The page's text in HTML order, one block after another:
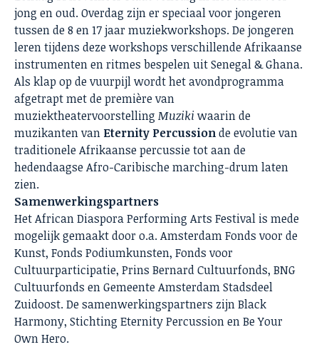
jong en oud. Overdag zijn er speciaal voor jongeren
tussen de 8 en 17 jaar muziekworkshops. De jongeren
leren tijdens deze workshops verschillende Afrikaanse
instrumenten en ritmes bespelen uit Senegal & Ghana.
Als klap op de vuurpijl wordt het avondprogramma
afgetrapt met de première van
muziektheatervoorstelling Muziki waarin de
muzikanten van Eternity Percussionde evolutie van
traditionele Afrikaanse percussie tot aan de
hedendaagse Afro-Caribische marching-drum laten
zien.
Samenwerkingspartners
Het African Diaspora Performing Arts Festival is mede
mogelijk gemaakt door o.a. Amsterdam Fonds voor de
Kunst, Fonds Podiumkunsten, Fonds voor
Cultuurparticipatie, Prins Bernard Cultuurfonds, BNG
Cultuurfonds en Gemeente Amsterdam Stadsdeel
Zuidoost. De samenwerkingspartners zijn Black
Harmony, Stichting Eternity Percussion en Be Your
Own Hero.